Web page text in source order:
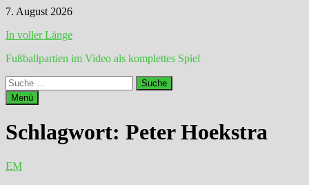
Zum
springen
7. August 2026
In voller Länge
Fußballpartien im Video als komplettes Spiel
Suche
nach:
Menü
Schlagwort: Peter Hoekstra
EM